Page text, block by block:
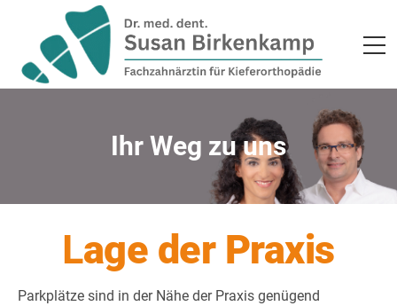
Ihr Weg zu uns
Lage der Praxis
Parkplätze sind in der Nähe der Praxis genügend